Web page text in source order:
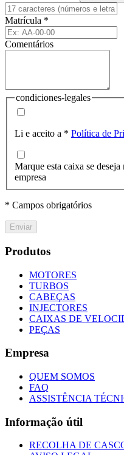
Matrícula *
Comentários
condiciones-legales
Li e aceito a * Política de
Marque esta caixa se
empresa
* Campos obrigatórios
Enviar
Produtos
MOTORES
TURBOS
CABEÇAS
INJECTORES
CAIXAS DE
PEÇAS
Empresa
QUEM SOMOS
FAQ
ASSISTÊNCIA
Informação útil
RECOLHA DE